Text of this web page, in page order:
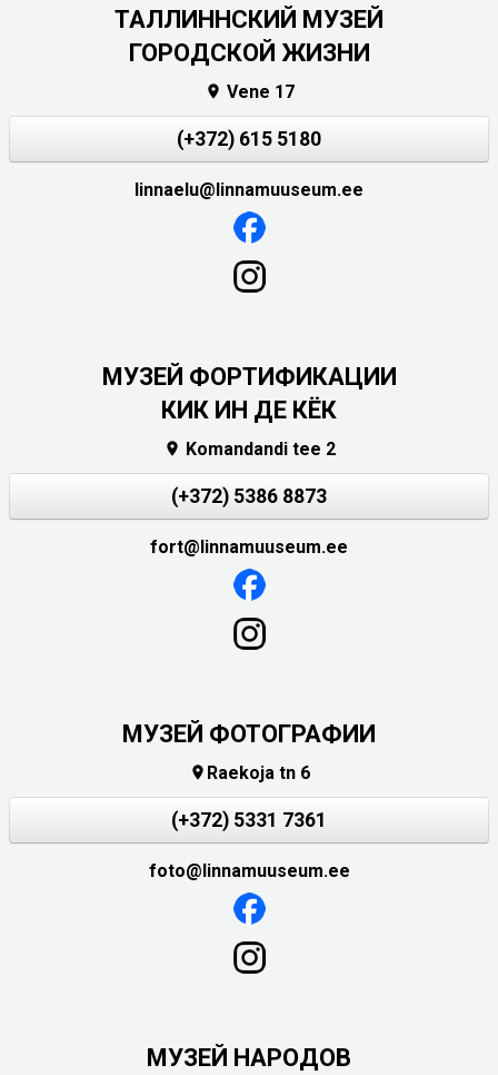
ТАЛЛИННСКИЙ МУЗЕЙ
ГОРОДСКОЙ ЖИЗНИ
 Vene 17
(+372) 615 5180
linnaelu@linnamuuseum.ee
МУЗЕЙ ФОРТИФИКАЦИИ
КИК ИН ДЕ КЁК
 Komandandi tee 2
(+372) 5386 8873
fort@linnamuuseum.ee
МУЗЕЙ ФОТОГРАФИИ
 Raekoja tn 6
(+372) 5331 7361
foto@linnamuuseum.ee
MУЗЕЙ НАРОДОВ